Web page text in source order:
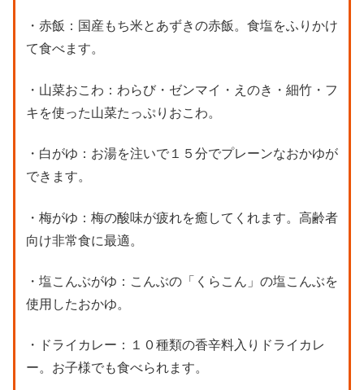
・赤飯：国産もち米とあずきの赤飯。食塩をふりかけ
て食べます。
・山菜おこわ：わらび・ゼンマイ・えのき・細竹・フ
キを使った山菜たっぷりおこわ。
・白がゆ：お湯を注いで１５分でプレーンなおかゆが
できます。
・梅がゆ：梅の酸味が疲れを癒してくれます。高齢者
向け非常食に最適。
・塩こんぶがゆ：こんぶの「くらこん」の塩こんぶを
使用したおかゆ。
・ドライカレー：１０種類の香辛料入りドライカレ
ー。お子様でも食べられます。